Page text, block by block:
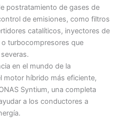
postratamiento de gases de
de emisiones, como filtros
catalíticos, inyectores de
turbocompresores que
en el mundo de la
motor híbrido más eficiente,
Syntium, una completa
a los conductores a